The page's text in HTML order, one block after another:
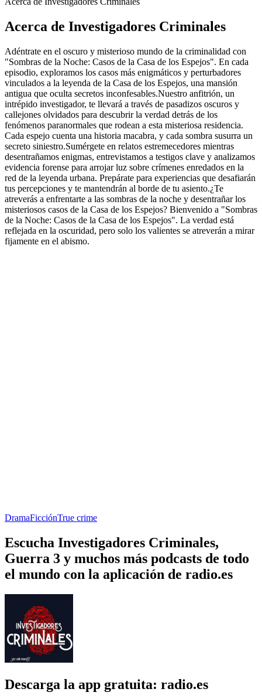
Acerca de Investigadores Criminales
Adéntrate en el oscuro y misterioso mundo de la criminalidad con
"Sombras de la Noche: Casos de la Casa de los Espejos". En cada
episodio, exploramos los casos más enigmáticos y perturbadores
vinculados a la leyenda de la Casa de los Espejos, una mansión
antigua que oculta secretos inconfesables.Nuestro anfitrión, un
intrépido investigador, te llevará a través de pasadizos oscuros y
callejones olvidados para descubrir la verdad detrás de los
fenómenos paranormales que rodean a esta misteriosa residencia.
Cada espejo cuenta una historia macabra, y cada sombra susurra un
secreto siniestro.Sumérgete en relatos estremecedores mientras
desentrañamos enigmas, entrevistamos a testigos clave y analizamos
evidencia forense para arrojar luz sobre crímenes enredados en la
red de la leyenda urbana. Prepárate para experiencias que desafiarán
tus percepciones y te mantendrán al borde de tu asiento.¿Te
atreverás a enfrentarte a las sombras de la noche y desentrañar los
misteriosos casos de la Casa de los Espejos? Bienvenido a "Sombras
de la Noche: Casos de la Casa de los Espejos". La verdad está
reflejada en la oscuridad, pero solo los valientes se atreverán a mirar
fijamente en el abismo.
DramaFicciónTrue crime
Escucha Investigadores Criminales,
Guerra 3 y muchos más podcasts de todo
el mundo con la aplicación de radio.es
Descarga la app gratuita: radio.es